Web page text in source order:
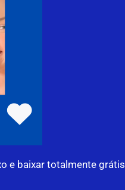
e baixar totalmente